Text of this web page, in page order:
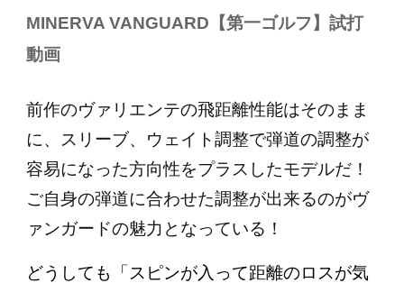
MINERVA VANGUARD【第一ゴルフ】試打
動画
前作のヴァリエンテの飛距離性能はそのまま
に、スリーブ、ウェイト調整で弾道の調整が
容易になった方向性をプラスしたモデルだ！
ご自身の弾道に合わせた調整が出来るのがヴ
ァンガードの魅力となっている！
どうしても「スピンが入って距離のロスが気